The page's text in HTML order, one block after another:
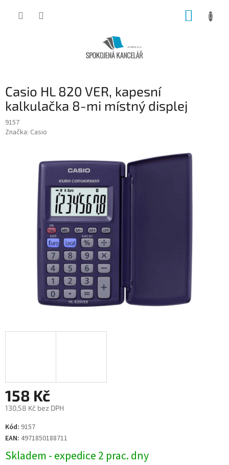
Casio HL 820 VER, kapesní
kalkulačka 8-mi místný displej
9157
Značka: Casio
158 Kč
130,58 Kč bez DPH
Měrná
cena:
Kód: 9157
EAN: 4971850188711
Skladem - expedice 2 prac. dny